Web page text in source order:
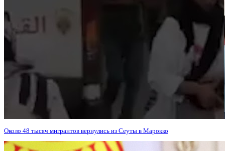
Около 48 тысяч мигрантов вернулись из Сеуты в Марокко